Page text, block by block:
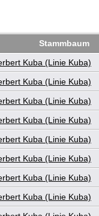
Stammbaum
Kuba (Linie Kuba)
Kuba (Linie Kuba)
Kuba (Linie Kuba)
Kuba (Linie Kuba)
Kuba (Linie Kuba)
Kuba (Linie Kuba)
Kuba (Linie Kuba)
Kuba (Linie Kuba)